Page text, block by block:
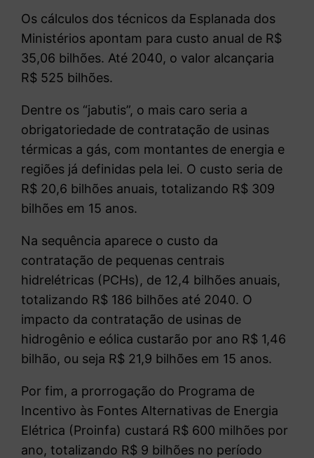
Os cálculos dos técnicos da Esplanada dos
Ministérios apontam para custo anual de R$
35,06 bilhões. Até 2040, o valor alcançaria
R$ 525 bilhões.
Dentre os “jabutis”, o mais caro seria a
obrigatoriedade de contratação de usinas
térmicas a gás, com montantes de energia e
regiões já definidas pela lei. O custo seria de
R$ 20,6 bilhões anuais, totalizando R$ 309
bilhões em 15 anos.
Na sequência aparece o custo da
contratação de pequenas centrais
hidrelétricas (PCHs), de 12,4 bilhões anuais,
totalizando R$ 186 bilhões até 2040. O
impacto da contratação de usinas de
hidrogênio e eólica custarão por ano R$ 1,46
bilhão, ou seja R$ 21,9 bilhões em 15 anos.
Por fim, a prorrogação do Programa de
Incentivo às Fontes Alternativas de Energia
Elétrica (Proinfa) custará R$ 600 milhões por
ano, totalizando R$ 9 bilhões no período